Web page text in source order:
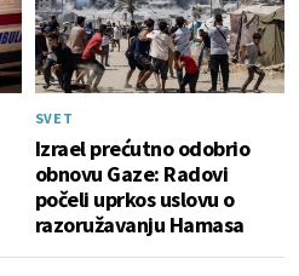
SVET
Izrael prećutno odobrio
obnovu Gaze: Radovi
počeli uprkos uslovu o
razoružavanju Hamasa